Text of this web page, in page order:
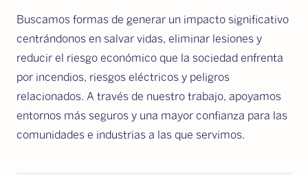
Buscamos formas de generar un impacto significativo
centrándonos en salvar vidas, eliminar lesiones y
reducir el riesgo económico que la sociedad enfrenta
por incendios, riesgos eléctricos y peligros
relacionados. A través de nuestro trabajo, apoyamos
entornos más seguros y una mayor confianza para las
comunidades e industrias a las que servimos.